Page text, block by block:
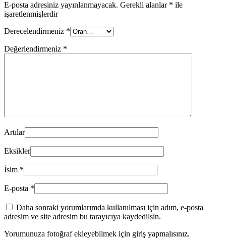
E-posta adresiniz yayınlanmayacak. Gerekli alanlar * ile
işaretlenmişlerdir
Derecelendirmeniz *
Değerlendirmeniz *
Artılar
Eksikler
İsim *
E-posta *
Daha sonraki yorumlarımda kullanılması için adım, e-posta
adresim ve site adresim bu tarayıcıya kaydedilsin.
Yorumunuza fotoğraf ekleyebilmek için giriş yapmalısınız.